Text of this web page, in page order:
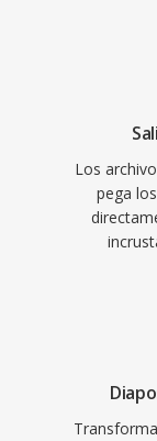
Los
pega